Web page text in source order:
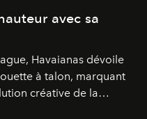
avec sa
Havaianas dévoile
à talon, marquant
créative de la